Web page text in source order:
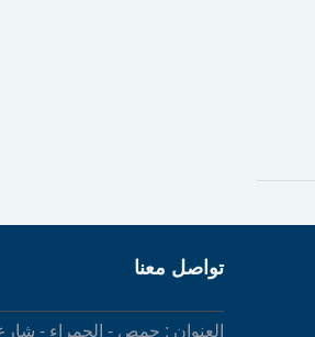
تواصل معنا
العنوان : حمص - الحمراء -